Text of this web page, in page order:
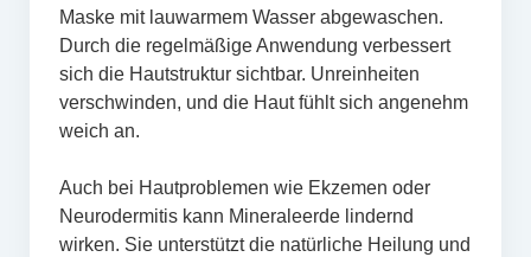
Maske mit lauwarmem Wasser abgewaschen.
Durch die regelmäßige Anwendung verbessert
sich die Hautstruktur sichtbar. Unreinheiten
verschwinden, und die Haut fühlt sich angenehm
weich an.
Auch bei Hautproblemen wie Ekzemen oder
Neurodermitis kann Mineraleerde lindernd
wirken. Sie unterstützt die natürliche Heilung und